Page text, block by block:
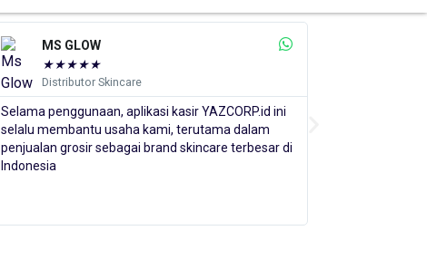
Somethinc
★★★★★
Distributor Skincare
Penjualan Somethinc telah menggunakan aplikasi
kasir YAZCORP.id, selama penggunaan aplikasi
kasir ini sangat membantu dalam mengelola
transaksi dalam jumlah yang besar.